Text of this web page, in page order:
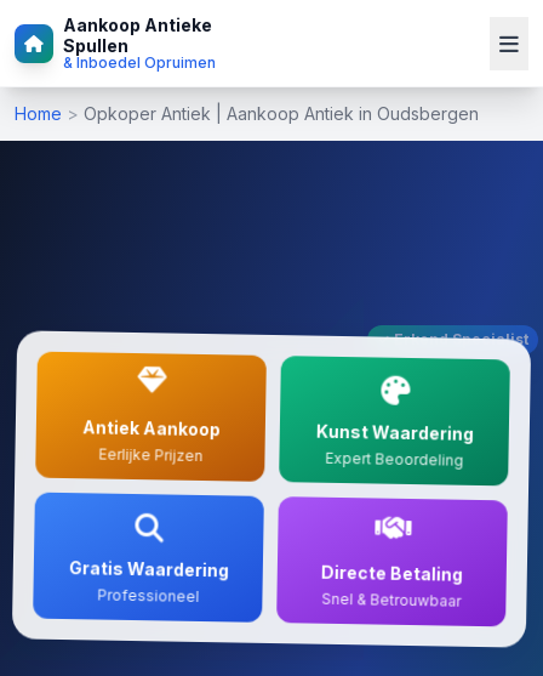
Aankoop Antieke
Spullen
& Inboedel Opruimen
Home > Opkoper Antiek | Aankoop Antiek in Oudsbergen
Antiek Aankoop
Eerlijke Prijzen
Kunst Waardering
Expert Beoordeling
Gratis Waardering
Professioneel
Directe Betaling
Snel & Betrouwbaar
✓ Erkend Specialist